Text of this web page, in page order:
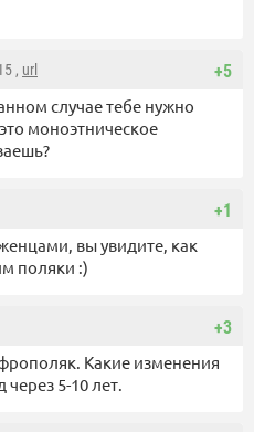
+5
, url
случае тебе нужно
моноэтническое
+1
вы увидите, как
поляки :)
+3
Какие изменения
5-10 лет.